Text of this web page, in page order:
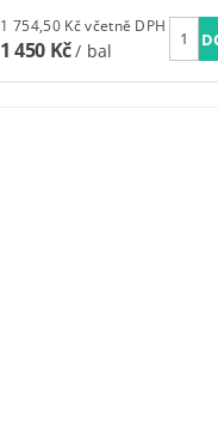
1 754,50 Kč včetně DPH
1 450 Kč/ bal